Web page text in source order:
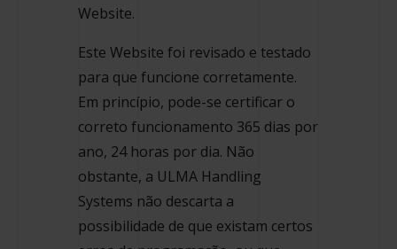
Website.
Este Website foi revisado e testado
para que funcione corretamente.
Em princípio, pode-se certificar o
correto funcionamento 365 dias por
ano, 24 horas por dia. Não
obstante, a ULMA Handling
Systems não descarta a
possibilidade de que existam certos